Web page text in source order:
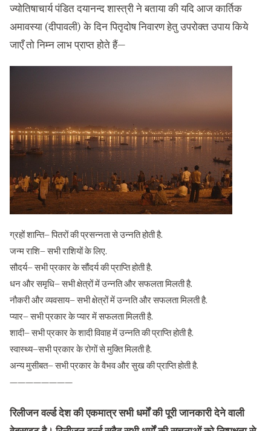
ज्योतिषाचार्य पंडित दयानन्द शास्त्री ने बताया की यदि आज कार्तिक
अमावस्या (दीपावली) के दिन पितृदोष निवारण हेतु उपरोक्त उपाय किये
जाएँ तो निम्न लाभ प्राप्त होते हैं—
ग्रहों शान्ति– पितरों की प्रसन्नता से उन्नति होती है.
जन्म राशि– सभी राशियों के लिए.
सौदर्य– सभी प्रकार के सौंदर्य की प्राप्ति होती है.
धन और समृधि– सभी क्षेत्रों में उन्नति और सफलता मिलती है.
नौकरी और व्यवसाय– सभी क्षेत्रों में उन्नति और सफलता मिलती है.
प्यार– सभी प्रकार के प्यार में सफलता मिलती है.
शादी– सभी प्रकार के शादी विवाह में उन्नति की प्राप्ति होती है.
स्वास्थ्य–सभी प्रकार के रोगों से मुक्ति मिलती है.
अन्य मुसीबत– सभी प्रकार के वैभव और सुख की प्राप्ति होती है.
————————
रिलीजन वर्ल्ड देश की एकमात्र सभी धर्मों की पूरी जानकारी देने वाली